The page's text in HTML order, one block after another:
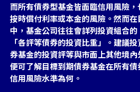
而所有債券型基金皆面臨信用風險
按時償付利率或本金的風險。然而
中，基金公司往往會詳列投資組合
「各評等債券的投資比重」。建議
券基金的投資評等與市面上其他境內
便可了解目標到期債券基金在所有
信用風險水準為何。